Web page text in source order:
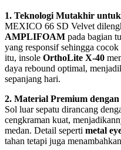
1. Teknologi Mutakhir
MEXICO 66 SD Velvet
AMPLIFOAM pada bagian
yang responsif sehingga
itu, insole OrthoLite X-40
daya rebound optimal,
sepanjang hari.
2. Material Premium
Sol luar sepatu dirancang
cengkraman kuat,
medan. Detail seperti metal
tahan tetapi juga